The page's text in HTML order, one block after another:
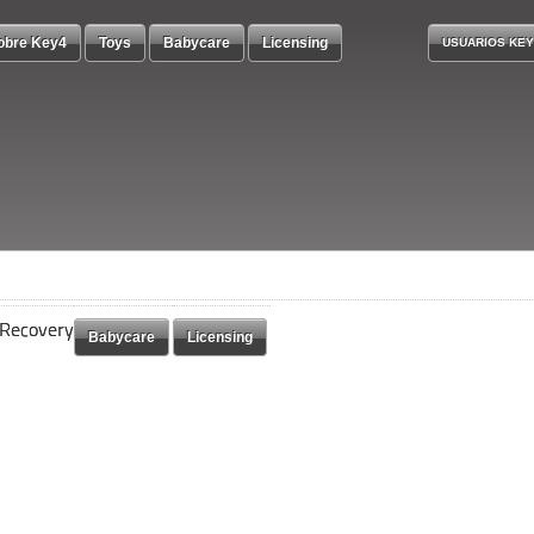
USUARIOS
Babycare Licensing
Babycare Licensing
Key4 Toys Babycare Licensing